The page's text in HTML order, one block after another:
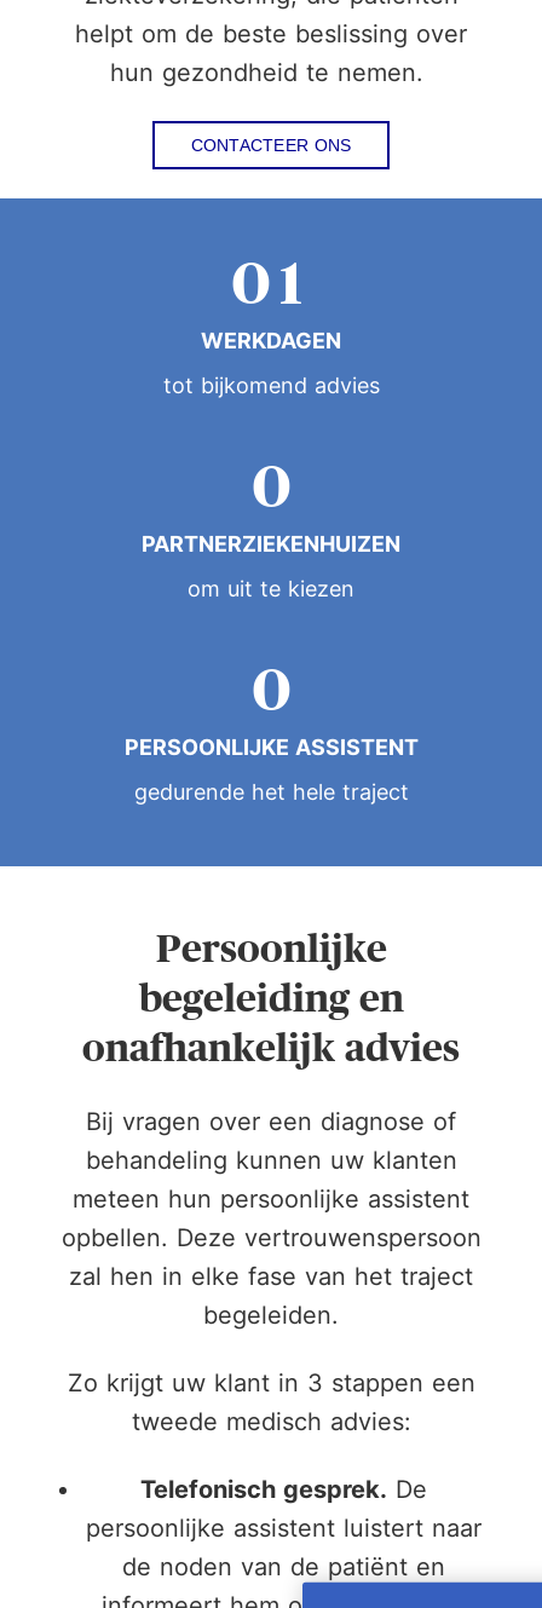
helpt om de beste beslissing over
hun gezondheid te nemen.
CONTACTEER ONS
0
1
2
3
4
6
7
9
2
3
4
5
6
7
8
WERKDAGEN
tot bijkomend advies
2
3
5
6
7
8
9
PARTNERZIEKENHUIZEN
om uit te kiezen
0
1
2
3
4
5
6
7
8
9
PERSOONLIJKE ASSISTENT
gedurende het hele traject
Persoonlijke
begeleiding en
onafhankelijk advies
Bij vragen over een diagnose of
behandeling kunnen uw klanten
meteen hun persoonlijke assistent
opbellen. Deze vertrouwenspersoon
zal hen in elke fase van het traject
begeleiden.
Zo krijgt uw klant in 3 stappen een
tweede medisch advies:
Telefonisch gesprek. De
persoonlijke assistent luistert naar
de noden van de patiënt en